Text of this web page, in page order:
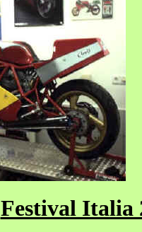
Festival Italia